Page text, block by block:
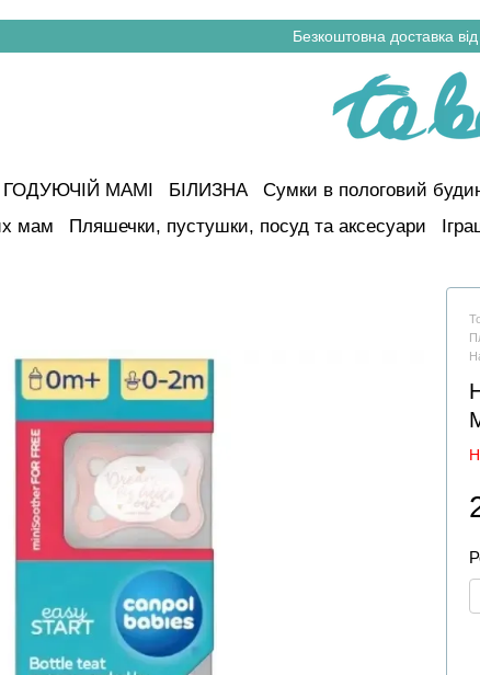
Безкоштовна доставка
ГОДУЮЧІЙ МАМІ БІЛИЗНА Сумки в пологовий
мам
Пляшечки, пустушки, посуд та аксесуари